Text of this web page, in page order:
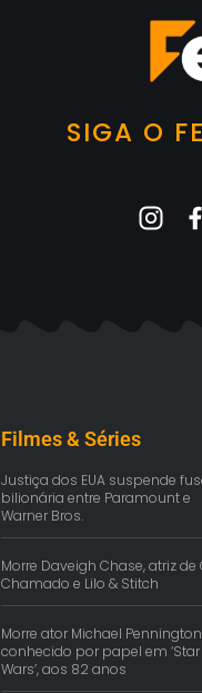
SIGA O
Filmes & Séries
Justiça dos EUA suspende
bilionária entre Paramount e
Warner Bros.
Morre Daveigh Chase, atriz de
Chamado e Lilo & Stitch
Morre ator Michael
conhecido por papel em ‘Star
Wars’, aos 82 anos